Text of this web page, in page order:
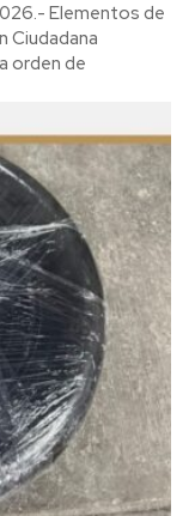
Elementos de
Ciudadana
orden de